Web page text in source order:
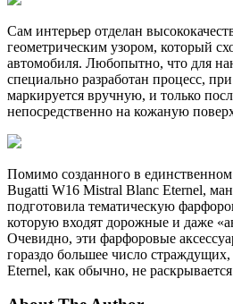
Сам интерьер отделан
геометрическим узором, который
автомобиля. Любопытно, что для
специально разработан процесс,
маркируется вручную, и только
непосредственно на кожаную
Помимо созданного в единственном
Bugatti W16 Mistral Blanc Eternel,
подготовила тематическую
которую входят дорожные и даже
Очевидно, эти фарфоровые
гораздо большее число
Eternel, как обычно, не